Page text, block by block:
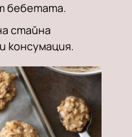
бебетата.
стайна
консумация.